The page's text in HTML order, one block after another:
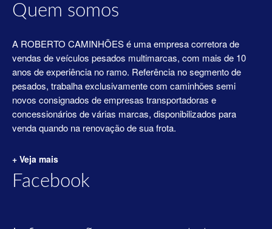
Quem somos
A ROBERTO CAMINHÕES é uma empresa corretora de
vendas de veículos pesados multimarcas, com mais de 10
anos de experiência no ramo. Referência no segmento de
pesados, trabalha exclusivamente com caminhões semi
novos consignados de empresas transportadoras e
concessionários de várias marcas, disponibilizados para
venda quando na renovação de sua frota.
+ Veja mais
Facebook